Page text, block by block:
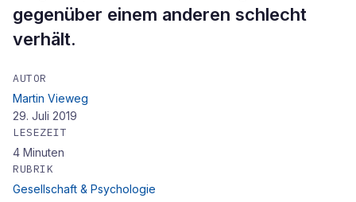
gegenüber einem anderen schlecht
verhält.
AUTOR
Martin Vieweg
29. Juli 2019
LESEZEIT
4 Minuten
RUBRIK
Gesellschaft & Psychologie